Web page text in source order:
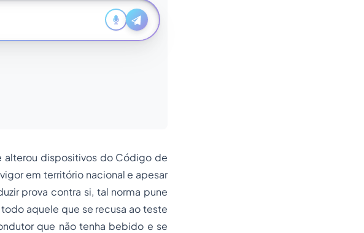
alterou dispositivos do Código de
em território nacional e apesar
prova contra si, tal norma pune
aquele que se recusa ao teste
que não tenha bebido e se